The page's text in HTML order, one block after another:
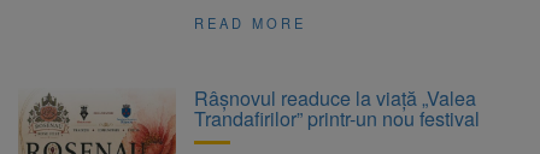
READ MORE
Râșnovul readuce la viață „Valea
Trandafirilor” printr-un nou festival